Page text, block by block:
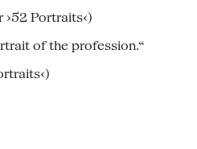
›52 Portraits‹)
of the profession.“